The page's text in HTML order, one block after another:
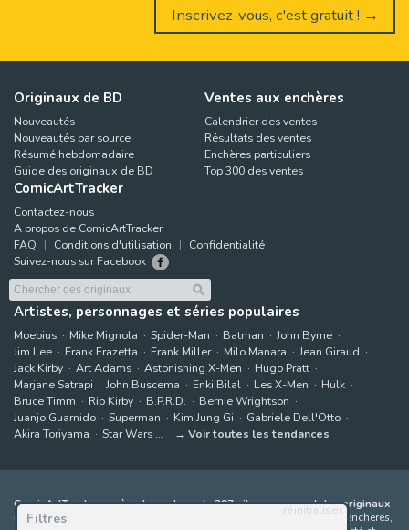
Filtres
réinitialiser
Inscrivez-vous, c'est gratuit ! →
Originaux de BD
Nouveautés
Nouveautés par source
Résumé hebdomadaire
Guide des originaux de BD
Ventes aux enchères
Calendrier des ventes
Résultats des ventes
Enchères particuliers
Top 300 des ventes
ComicArtTracker
Contactez-nous
A propos de ComicArtTracker
FAQ
Conditions d'utilisation
Confidentialité
Suivez-nous sur Facebook
Artistes, personnages et séries populaires
Moebius Mike Mignola Spider-Man Batman
John Byrne
Jim Lee
Frank Frazetta Frank Miller Milo Manara
Jean Giraud
Jack Kirby
Art Adams Astonishing X-Men
Hugo Pratt
Marjane Satrapi
John Buscema Enki Bilal Les X-Men
Hulk
Bruce Timm
Rip Kirby B.P.R.D.
Bernie Wrightson
Juanjo Guarnido
Superman Kim Jung Gi
Gabriele Dell'Otto
Akira Toriyama
Star Wars Voir toutes les tendances
ComicArtTracker agrège le contenu de 397 sites proposant des originaux
de bandes dessinées à la vente
(galeries, maisons de ventes aux enchères,